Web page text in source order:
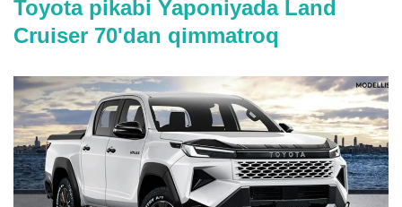
Toyota pikabi Yaponiyada Land
Cruiser 70'dan qimmatroq